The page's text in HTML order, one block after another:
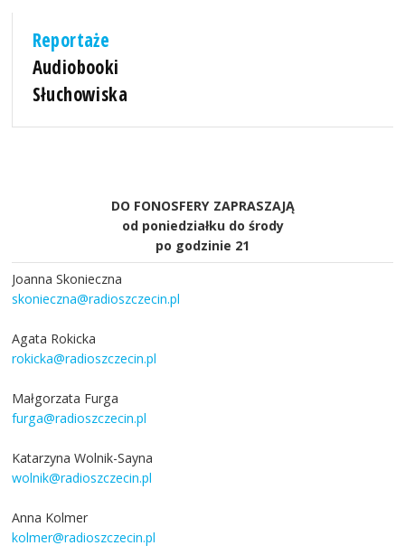
Reportaże
Audiobooki
Słuchowiska
DO FONOSFERY ZAPRASZAJĄ
od poniedziałku do środy
po godzinie 21
Joanna Skonieczna
skonieczna@radioszczecin.pl
Agata Rokicka
rokicka@radioszczecin.pl
Małgorzata Furga
furga@radioszczecin.pl
Katarzyna Wolnik-Sayna
wolnik@radioszczecin.pl
Anna Kolmer
kolmer@radioszczecin.pl